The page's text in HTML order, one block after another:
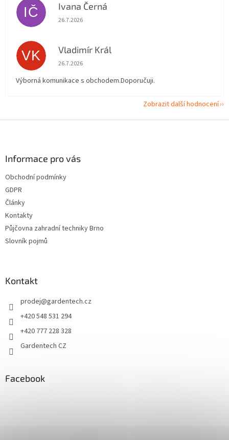
IČ Ivana Černá
Hodnocení obchodu je 5 z 5 hvězdiček.
26.7.2026
VK Vladimír Král
Hodnocení obchodu je 5 z 5 hvězdiček.
26.7.2026
Výborná komunikace s obchodem.Doporučuji.
Zobrazit další hodnocení
Informace pro vás
Obchodní podmínky
GDPR
Články
Kontakty
Půjčovna zahradní techniky Brno
Slovník pojmů
Kontakt
prodej@gardentech.cz
+420 548 531 294
+420 777 228 328
Gardentech CZ
Facebook